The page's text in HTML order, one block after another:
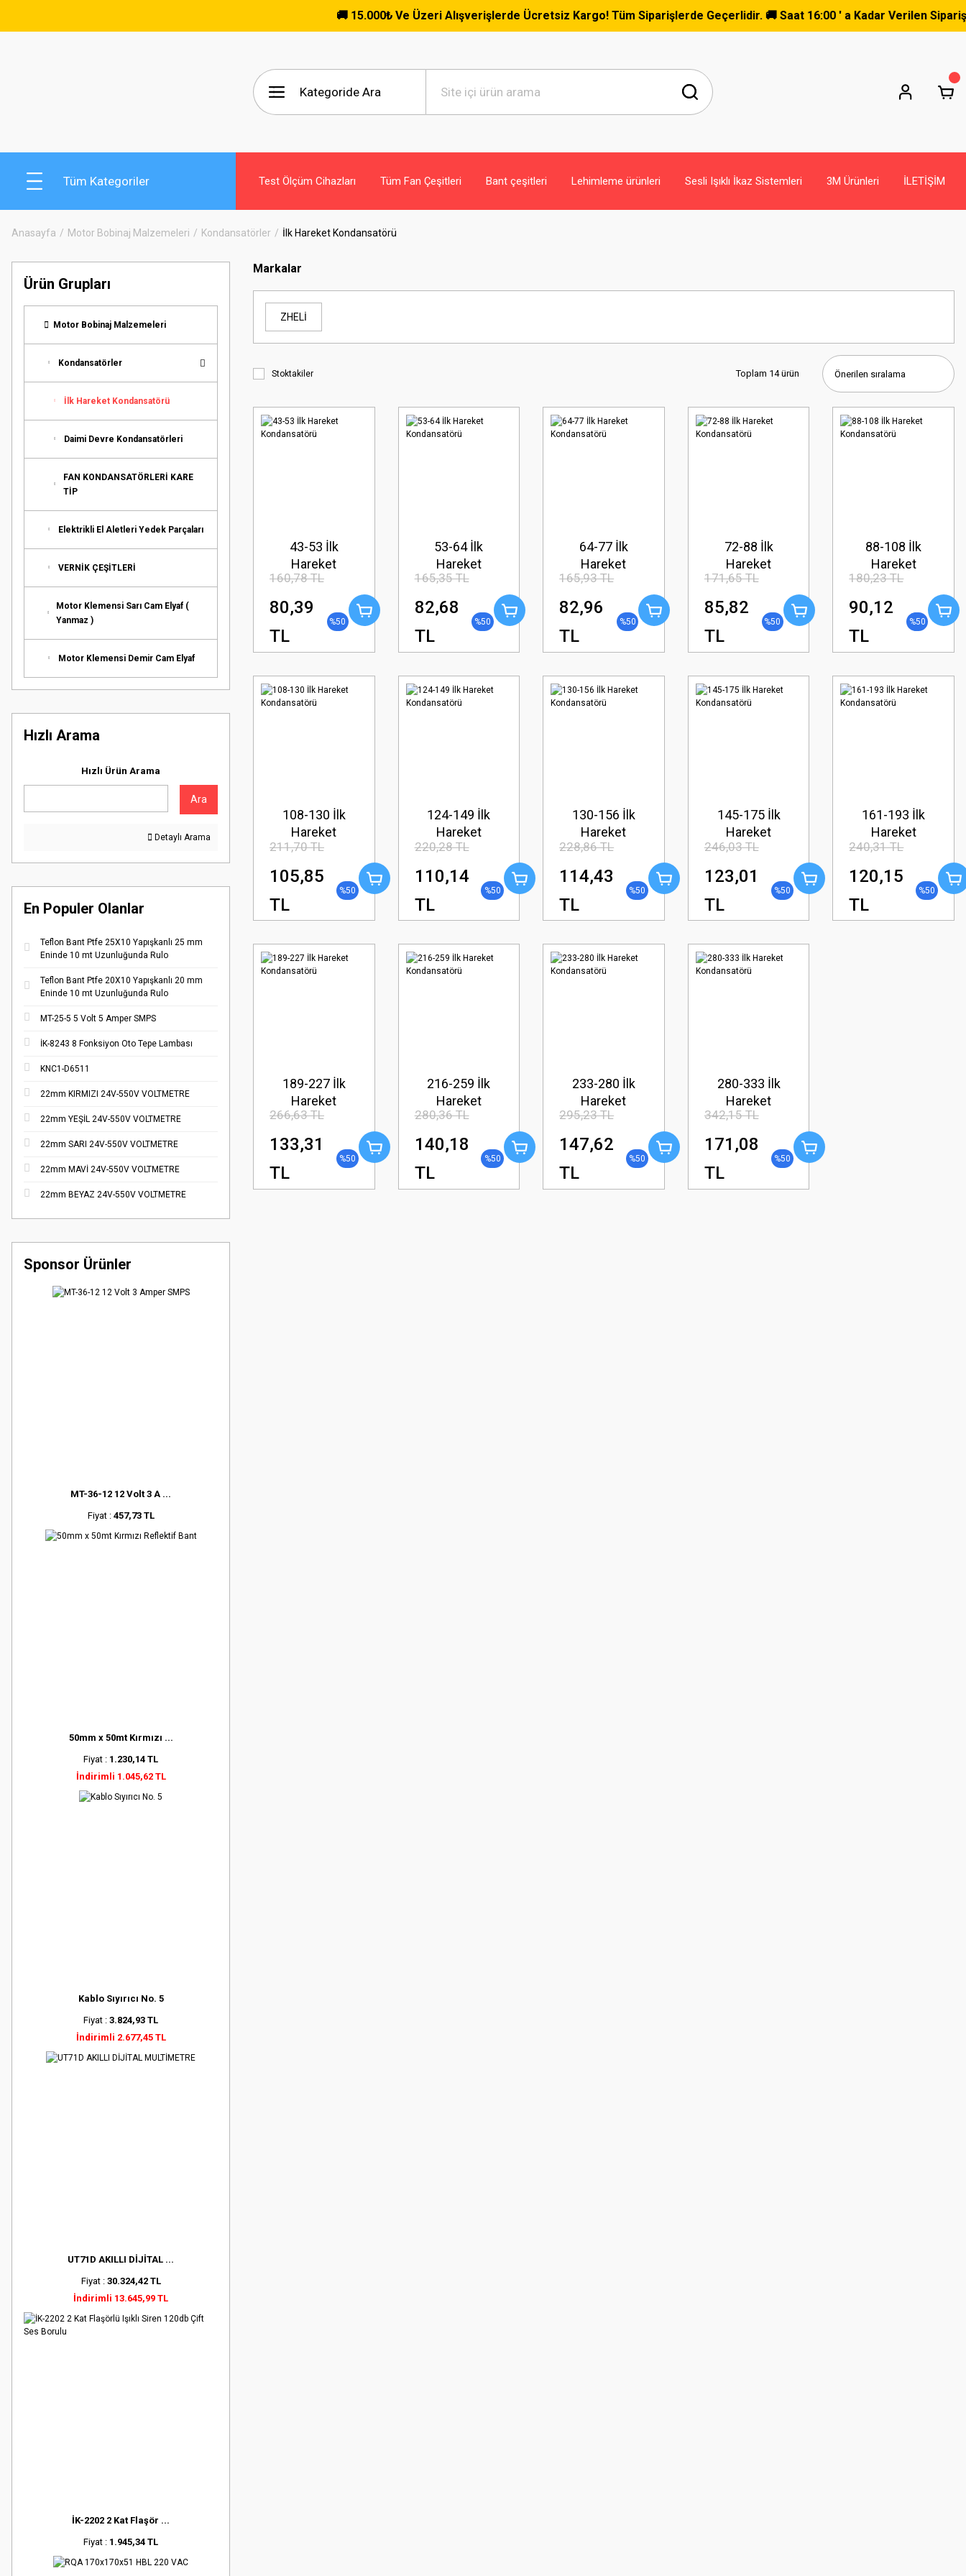
🚚 15.000₺ Ve Üzeri Alışverişlerde Ücretsiz Kargo! Tüm Siparişlerde Geçerlidir. 🚚 Saat 16:00 ' a Kadar Verilen Siparişler Aynı Gün
Tüm Kategoriler Test Ölçüm Cihazları Tüm Fan Çeşitleri Bant çeşitleri Lehimleme ürünleri Sesli Işıklı İkaz Sistemleri 3M Ürünleri İLETİŞİM
Anasayfa Motor Bobinaj Malzemeleri Kondansatörler İlk Hareket Kondansatörü
Ürün Grupları
Motor Bobinaj Malzemeleri
Kondansatörler
İlk Hareket Kondansatörü
Daimi Devre Kondansatörleri
FAN KONDANSATÖRLERİ KARE
TİP
Elektrikli El Aletleri Yedek Parçaları
VERNİK ÇEŞİTLERİ
Motor Klemensi Sarı Cam Elyaf (
Yanmaz )
Motor Klemensi Demir Cam Elyaf
Hızlı Arama
Hızlı Ürün Arama
Ara
Detaylı Arama
En Populer Olanlar
Teflon Bant Ptfe 25X10 Yapışkanlı 25 mm
Eninde 10 mt Uzunluğunda Rulo
Teflon Bant Ptfe 20X10 Yapışkanlı 20 mm
Eninde 10 mt Uzunluğunda Rulo
MT-25-5 5 Volt 5 Amper SMPS
İK-8243 8 Fonksiyon Oto Tepe Lambası
KNC1-D6511
22mm KIRMIZI 24V-550V VOLTMETRE
22mm YEŞİL 24V-550V VOLTMETRE
22mm SARI 24V-550V VOLTMETRE
22mm MAVİ 24V-550V VOLTMETRE
22mm BEYAZ 24V-550V VOLTMETRE
Sponsor Ürünler
MT-36-12 12 Volt 3 A ...
Fiyat : 457,73 TL
50mm x 50mt Kırmızı ...
Fiyat : 1.230,14 TL
İndirimli 1.045,62 TL
Kablo Sıyırıcı No. 5
Fiyat : 3.824,93 TL
İndirimli 2.677,45 TL
UT71D AKILLI DİJİTAL ...
Fiyat : 30.324,42 TL
İndirimli 13.645,99 TL
İK-2202 2 Kat Flaşör ...
Fiyat : 1.945,34 TL
Markalar
ZHELİ
Stoktakiler Toplam 14 ürün
43-53 İlk
Hareket
Kondansatörü
160,78 TL
80,39
TL
%50
53-64 İlk
Hareket
Kondansatörü
165,35 TL
82,68
TL
%50
64-77 İlk
Hareket
Kondansatörü
165,93 TL
82,96
TL
%50
72-88 İlk
Hareket
Kondansatörü
171,65 TL
85,82
TL
%50
88-108 İlk
Hareket
Kondansatörü
180,23 TL
90,12
TL
%50
108-130 İlk
Hareket
Kondansatörü
211,70 TL
105,85
TL
%50
124-149 İlk
Hareket
Kondansatörü
220,28 TL
110,14
TL
%50
130-156 İlk
Hareket
Kondansatörü
228,86 TL
114,43
TL
%50
145-175 İlk
Hareket
Kondansatörü
246,03 TL
123,01
TL
%50
161-193 İlk
Hareket
Kondansatörü
240,31 TL
120,15
TL
%50
189-227 İlk
Hareket
Kondansatörü
266,63 TL
133,31
TL
%50
216-259 İlk
Hareket
Kondansatörü
280,36 TL
140,18
TL
%50
233-280 İlk
Hareket
Kondansatörü
295,23 TL
147,62
TL
%50
280-333 İlk
Hareket
Kondansatörü
342,15 TL
171,08
TL
%50